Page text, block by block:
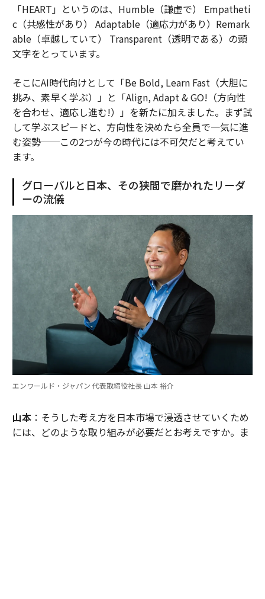
「HEART」というのは、Humble（謙虚で） Empatheti
c（共感性があり） Adaptable（適応力があり）Remark
able（卓越していて） Transparent（透明である）の頭
文字をとっています。
そこにAI時代向けとして「Be Bold, Learn Fast（大胆に
挑み、素早く学ぶ）」と「Align, Adapt & GO!（方向性
を合わせ、適応し進む!）」を新たに加えました。まず試
して学ぶスピードと、方向性を決めたら全員で一気に進
む姿勢──この2つが今の時代には不可欠だと考えてい
ます。
グローバルと日本、その狭間で磨かれたリーダ
ーの流儀
エンワールド・ジャパン 代表取締役社長 山本 裕介
山本：そうした考え方を日本市場で浸透させていくため
には、どのような取り組みが必要だとお考えですか。ま